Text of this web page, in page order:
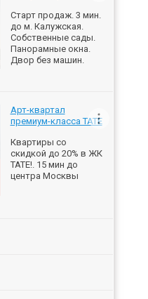
Старт продаж. 3 мин.
до м. Калужская.
Собственные сады.
Панорамные окна.
Двор без машин.
Арт-квартал
премиум-класса ТАТЕ
Квартиры со
скидкой до 20% в ЖК
ТАТЕ!. 15 мин до
центра Москвы